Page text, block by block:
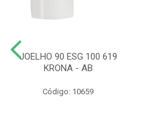
JOELHO 90 ESG 100 619
KRONA - AB
Código: 10659